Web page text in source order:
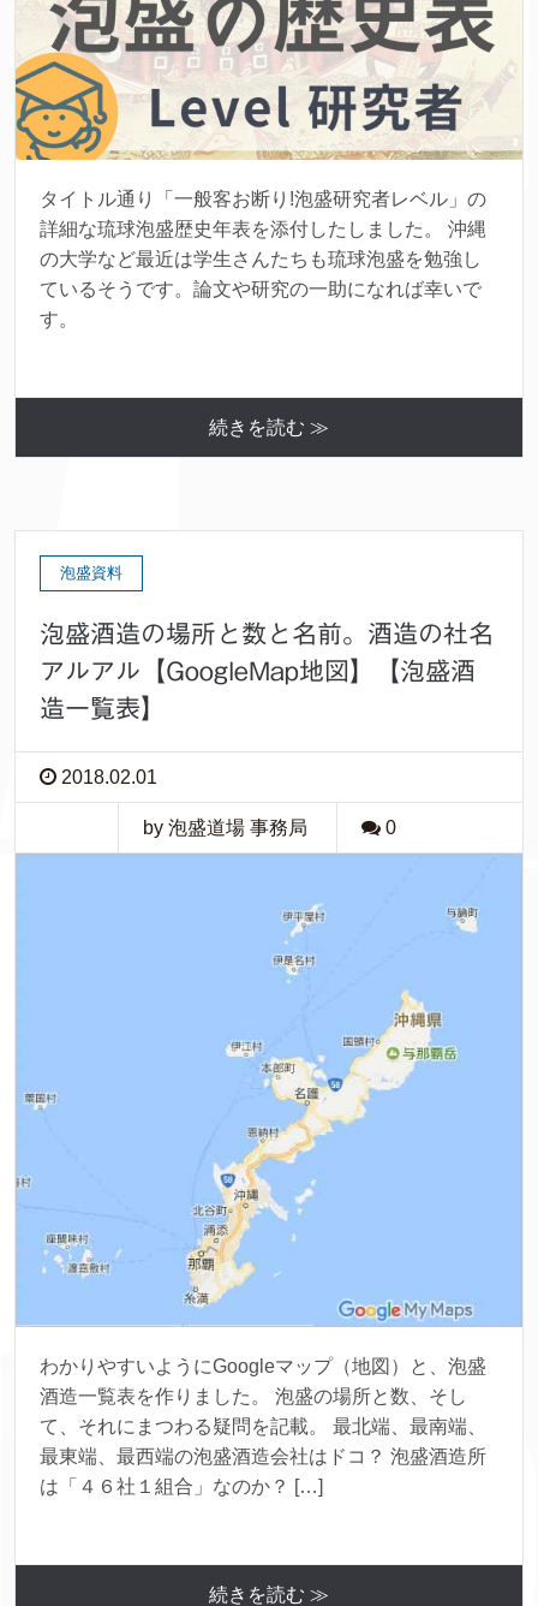
タイトル通り「一般客お断り!泡盛研究者レベル」の
詳細な琉球泡盛歴史年表を添付したしました。 沖縄
の大学など最近は学生さんたちも琉球泡盛を勉強し
ているそうです。論文や研究の一助になれば幸いで
す。
続きを読む ≫
泡盛資料
泡盛酒造の場所と数と名前。酒造の社名
アルアル【GoogleMap地図】【泡盛酒
造一覧表】
2018.02.01
by 泡盛道場 事務局 0
わかりやすいようにGoogleマップ（地図）と、泡盛
酒造一覧表を作りました。 泡盛の場所と数、そし
て、それにまつわる疑問を記載。 最北端、最南端、
最東端、最西端の泡盛酒造会社はドコ？ 泡盛酒造所
は「４６社１組合」なのか？ […]
続きを読む ≫